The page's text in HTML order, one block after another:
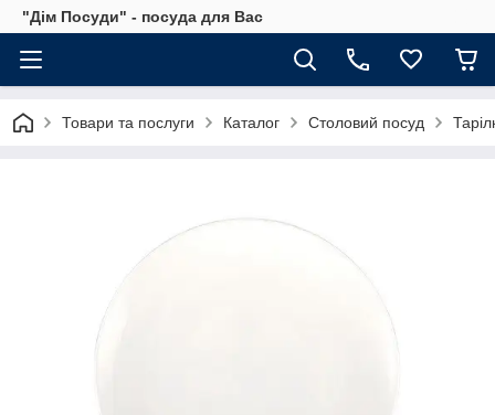
"Дім Посуди" - посуда для Вас
Товари та послуги Каталог Столовий посуд